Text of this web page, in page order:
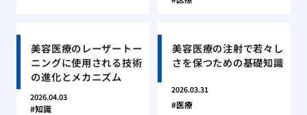
美容医療のレーザートー
ニングに使用される技術
の進化とメカニズム
2026.04.03
知識
美容医療の注射で若々し
さを保つための基礎知識
2026.03.31
医療